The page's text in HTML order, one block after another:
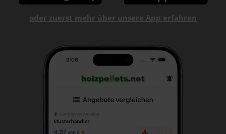
oder zuerst mehr über unsere App erfahren